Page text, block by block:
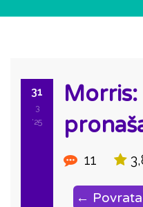
31
3
'25
11
←